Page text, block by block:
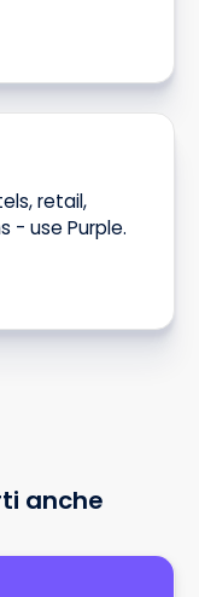
retail,
- use Purple.
anche